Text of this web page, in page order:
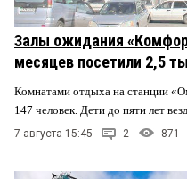
Залы ожидания
месяцев посетили 2,5
Комнатами отдыха на станции
147 человек. Дети до пяти лет
7 августа 15:45 2 871